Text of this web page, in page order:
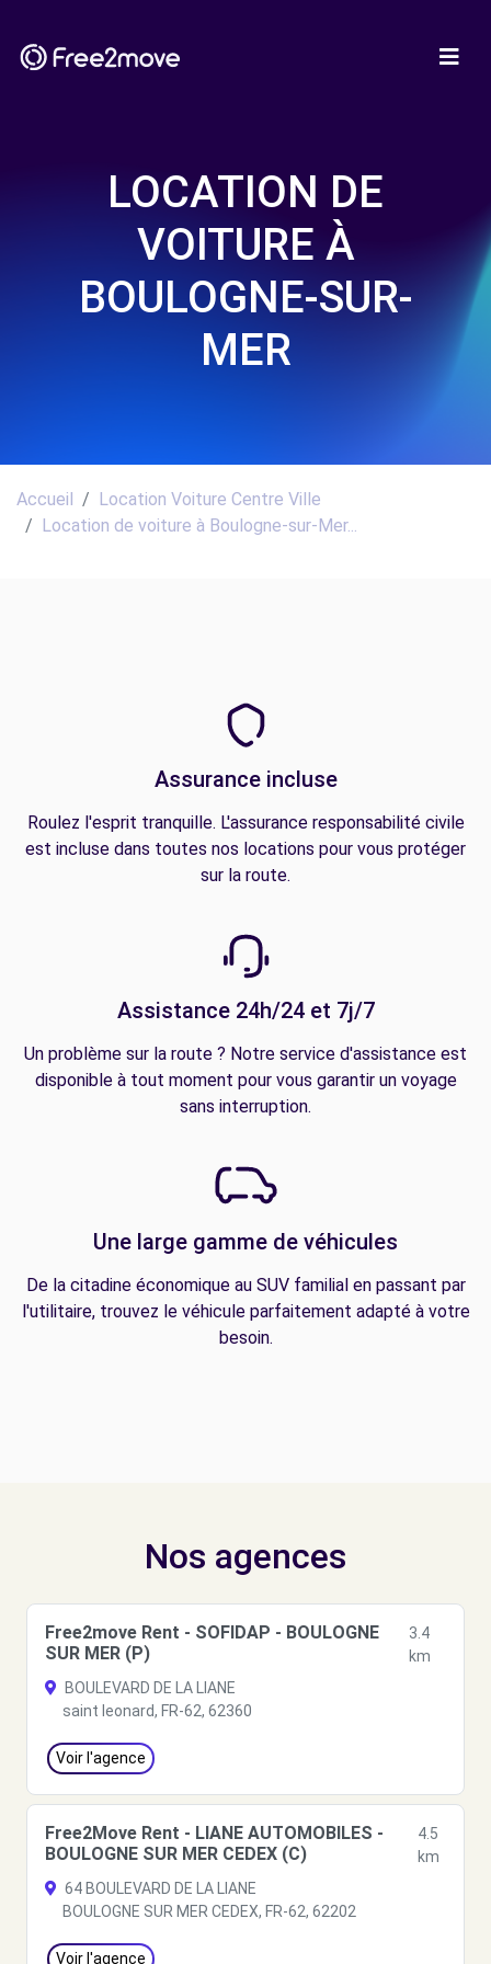
LOCATION DE
VOITURE À
BOULOGNE-SUR-
MER
Accueil
Location Voiture Centre Ville
Location de voiture à Boulogne-sur-Mer...
Assurance incluse
Roulez l'esprit tranquille. L'assurance responsabilité civile
est incluse dans toutes nos locations pour vous protéger
sur la route.
Assistance 24h/24 et 7j/7
Un problème sur la route ? Notre service d'assistance est
disponible à tout moment pour vous garantir un voyage
sans interruption.
Une large gamme de véhicules
De la citadine économique au SUV familial en passant par
l'utilitaire, trouvez le véhicule parfaitement adapté à votre
besoin.
Nos agences
Free2move Rent - SOFIDAP - BOULOGNE
SUR MER (P)
3.4
km
BOULEVARD DE LA LIANE
saint leonard, FR-62, 62360
Voir l'agence
Free2Move Rent - LIANE AUTOMOBILES -
BOULOGNE SUR MER CEDEX (C)
4.5
km
64 BOULEVARD DE LA LIANE
BOULOGNE SUR MER CEDEX, FR-62, 62202
Voir l'agence